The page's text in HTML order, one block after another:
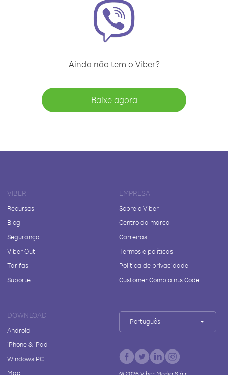
Ainda não tem o Viber?
Baixe agora
VIBER
Recursos
Blog
Segurança
Viber Out
Tarifas
Suporte
EMPRESA
Sobre o Viber
Centro da marca
Carreiras
Termos e políticas
Política de privacidade
Customer Complaints Code
DOWNLOAD
Android
iPhone & iPad
Windows PC
Mac
Português